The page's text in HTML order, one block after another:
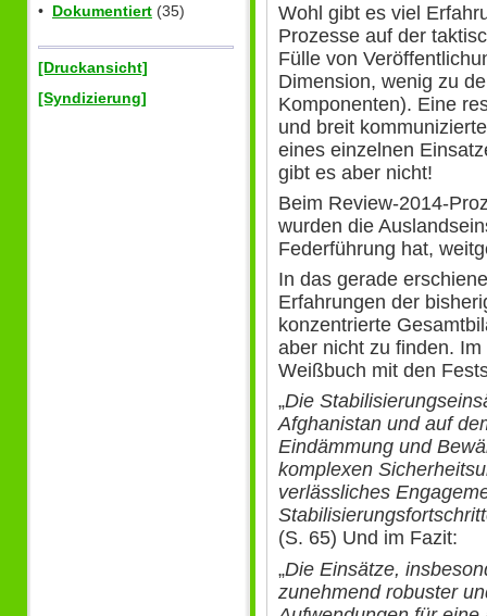
• Dokumentiert (35)
[Druckansicht]
[Syndizierung]
Wohl gibt es viel
Prozesse auf der
Fülle von
Dimension, wenig zu
Komponenten). Eine
und breit
eines einzelnen
gibt es aber nicht!
Beim Review-2014-
wurden die
Federführung hat,
In das gerade
Erfahrungen der
konzentrierte
aber nicht zu finden.
Weißbuch mit den
„Die
Afghanistan und auf
Eindämmung und
komplexen
verlässliches
(S. 65) Und im Fazit:
„Die Einsätze,
zunehmend robuster